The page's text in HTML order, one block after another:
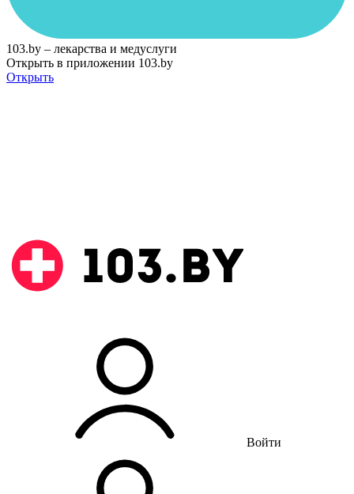
103.by – лекарства и медуслуги
Открыть в приложении 103.by
Открыть
Войти